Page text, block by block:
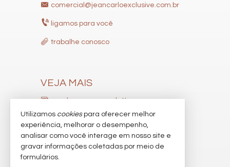
comercial@jeancarloexclusive.com.br
ligamos para você
trabalhe conosco
VEJA MAIS
receba nosso newsletter
indicadores financeiros
cadastre seu imóvel
imóveis favoritos
Utilizamos cookiespara oferecer melhor
experiência, melhorar o desempenho,
analisar como você interage em nosso site e
gravar informações coletadas por meio de
formulários.